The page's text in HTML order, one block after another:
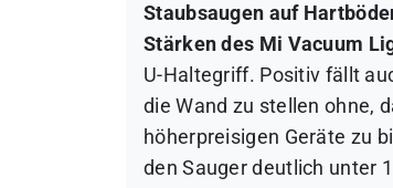
Staubsaugen auf
Stärken des Mi Vacuum
U-Haltegriff. Positiv fällt
die Wand zu stellen ohne,
höherpreisigen Geräte zu
den Sauger deutlich unter